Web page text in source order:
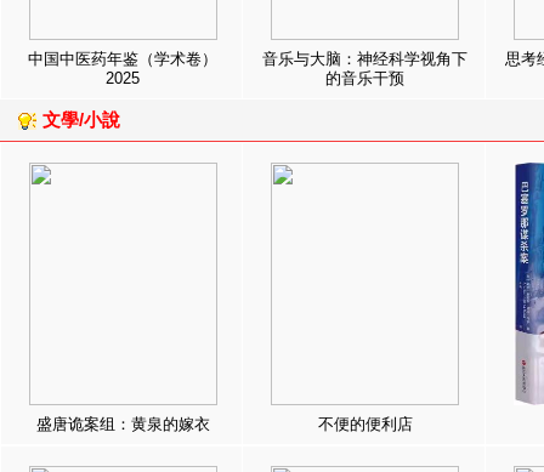
中国中医药年鉴（学术卷）
2025
音乐与大脑：神经科学视角下
的音乐干预
思考
文學/小說
盛唐诡案组：黄泉的嫁衣 不便的便利店